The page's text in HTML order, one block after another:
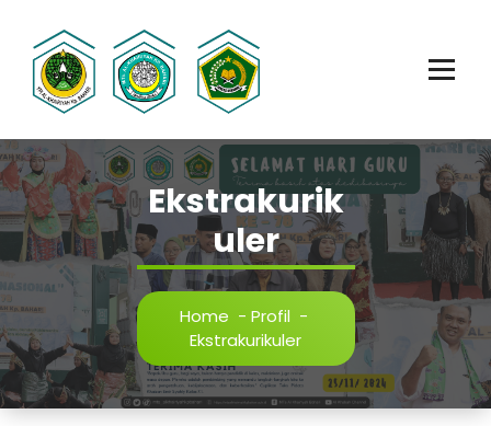
content
Ekstrakurik
uler
Home - Profil -
Ekstrakurikuler